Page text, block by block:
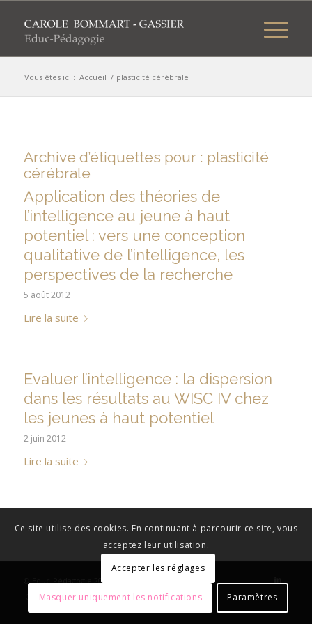
Vous êtes ici : Accueil / plasticité cérébrale
Archive d’étiquettes pour : plasticité
cérébrale
Application des théories de
l’intelligence au jeune à haut
potentiel : vers une conception
qualitative de l’intelligence, les
perspectives de la recherche
5 août 2012
Lire la suite
Evaluer l’intelligence : la dispersion
dans les résultats au WISC IV chez
les jeunes à haut potentiel
2 juin 2012
Lire la suite
© Educ-Pédagogie 2023 - Tous droits réservés.
Crédits
Mentions légales
Ce site utilise des cookies. En continuant à parcourir ce site, vous
acceptez leur utilisation.
Accepter les réglages
Masquer uniquement les notifications Paramètres